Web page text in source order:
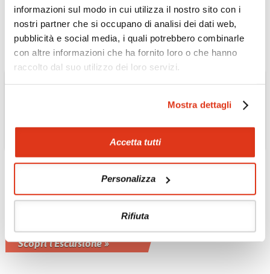
informazioni sul modo in cui utilizza il nostro sito con i
nostri partner che si occupano di analisi dei dati web,
pubblicità e social media, i quali potrebbero combinarle
con altre informazioni che ha fornito loro o che hanno
raccolto dal suo utilizzo dei loro servizi.
Mostra dettagli
Accetta tutti
Personalizza
Rifiuta
Scopri l'Escursione »
10 Esperienze culinarie
a spasso per la medina
Scopri l'Escursione »